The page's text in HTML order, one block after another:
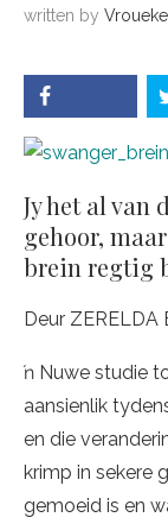
written by
Jy het al van
gehoor,
brein regtig
Deur ZERELDA
ŉ Nuwe studie
aansienlik
en die
krimp in sekere
gemoeid is en